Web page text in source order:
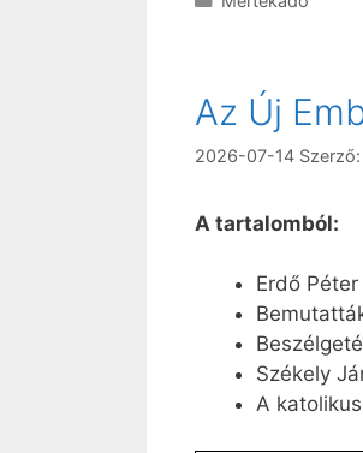
Az Új
2026-07-14 Szerző:
A tartalomból:
Erdő
Székely
A